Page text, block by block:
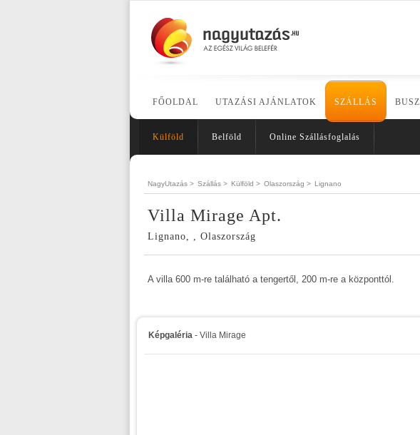
FŐOLDAL UTAZÁSI AJÁNLATOK SZÁLLÁS
Külföld Belföld Online Szállásfoglalás
NagyUtazás > Szállás > Külföld > Olaszország > Lignano
Villa Mirage Apt.
Lignano, , Olaszország
A villa 600 m-re található a tengertől, 200 m-re a központtól.
Képgaléria - Villa Mirage